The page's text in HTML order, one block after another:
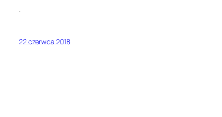
.
22 czerwca 2018